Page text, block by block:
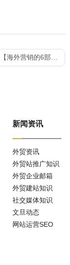
【海外营销的6部曲】如何做好外贸营销_外贸企业都需要知道的营销方案
新闻资讯
外贸资讯
外贸站推广知识
外贸企业邮箱
外贸建站知识
社交媒体知识
文旦动态
网站运营SEO